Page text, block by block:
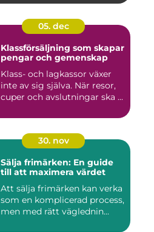
05. dec
Klassförsäljning som skapar
pengar och gemenskap
Klass- och lagkassor växer
inte av sig själva. När resor,
cuper och avslutningar ska ...
30. nov
Sälja frimärken: En guide
till att maximera värdet
Att sälja frimärken kan verka
som en komplicerad process,
men med rätt väglednin...